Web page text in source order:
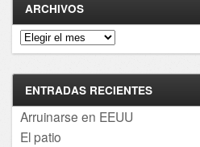
ARCHIVOS
Archivos
ENTRADAS RECIENTES
Arruinarse en EEUU
El patio